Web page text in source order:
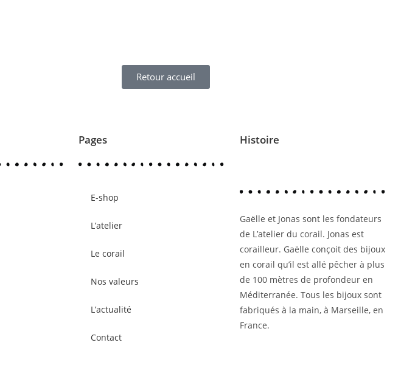
Retour accueil
Pages
E-shop
L’atelier
Le corail
Nos valeurs
L’actualité
Contact
Histoire
Gaëlle et Jonas sont les fondateurs
de L’atelier du corail. Jonas est
corailleur. Gaëlle conçoit des bijoux
en corail qu’il est allé pêcher à plus
de 100 mètres de profondeur en
Méditerranée. Tous les bijoux sont
fabriqués à la main, à Marseille, en
France.